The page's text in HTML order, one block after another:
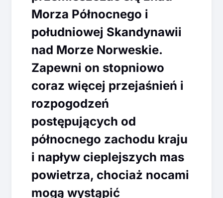
Morza Północnego i
południowej Skandynawii
nad Morze Norweskie.
Zapewni on stopniowo
coraz więcej przejaśnień i
rozpogodzeń
postępujących od
północnego zachodu kraju
i napływ cieplejszych mas
powietrza, chociaż nocami
mogą wystąpić